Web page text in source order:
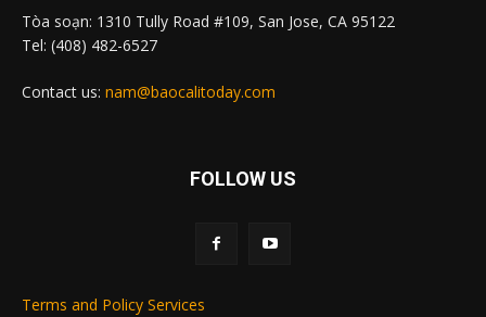
Tòa soạn: 1310 Tully Road #109, San Jose, CA 95122
Tel: (408) 482-6527
Contact us: nam@baocalitoday.com
FOLLOW US
Terms and Policy Services